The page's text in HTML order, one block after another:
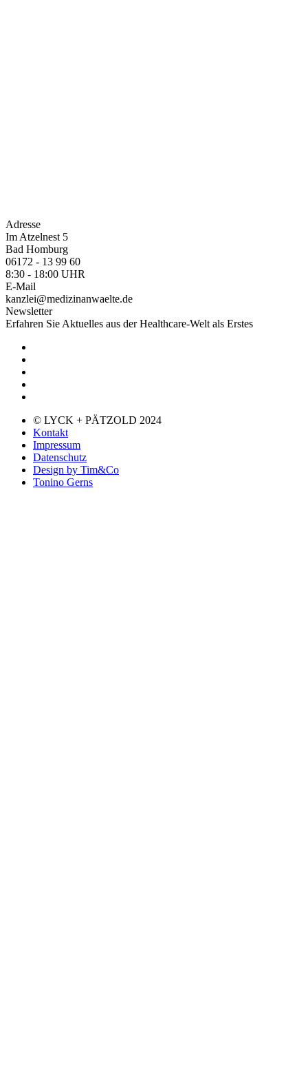
Adresse
Im Atzelnest 5
Bad Homburg
06172 - 13 99 60
8:30 - 18:00 UHR
E-Mail
kanzlei@medizinanwaelte.de
Newsletter
Erfahren Sie Aktuelles aus der Healthcare-Welt als Erstes
© LYCK + PÄTZOLD 2024
Kontakt
Impressum
Datenschutz
Design by Tim&Co
Tonino Gerns